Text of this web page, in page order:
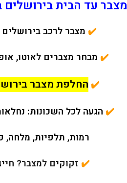
מצבר עד הבית בירושלים
✔️ מצבר לרכב
✔️ מבחר מצברים לאוטו,
✔️ החלפת מצבר
✔️ הגעה לכל השכונות:
רמות, תלפיות, מלחה,
✔️ זקוקים למצבר?